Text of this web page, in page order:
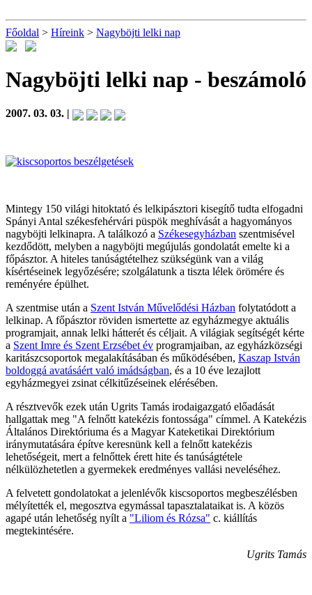
Főoldal > Híreink > Nagyböjti lelki nap
Nagyböjti lelki nap - beszámoló
2007. 03. 03. |
Mintegy 150 világi hitoktató és lelkipásztori kisegítő tudta elfogadni
Spányi Antal székesfehérvári püspök meghívását a hagyományos
nagyböjti lelkinapra. A találkozó a Székesegyházban szentmisével
kezdődött, melyben a nagyböjti megújulás gondolatát emelte ki a
főpásztor. A hiteles tanúságtételhez szükségünk van a világ
kísértéseinek legyőzésére; szolgálatunk a tiszta lélek örömére és
reményére épülhet.
A szentmise után a Szent István Művelődési Házban folytatódott a
lelkinap. A főpásztor röviden ismertette az egyházmegye aktuális
programjait, annak lelki hátterét és céljait. A világiak segítségét kérte
a Szent Imre és Szent Erzsébet év programjaiban, az egyházközségi
karitászcsoportok megalakításában és működésében, Kaszap István
boldoggá avatásáért való imádságban, és a 10 éve lezajlott
egyházmegyei zsinat célkitűzéseinek elérésében.
A résztvevők ezek után Ugrits Tamás irodaigazgató előadását
hallgattak meg "A felnőtt katekézis fontossága" címmel. A Katekézis
Általános Direktóriuma és a Magyar Kateketikai Direktórium
iránymutatására építve keresnünk kell a felnőtt katekézis
lehetőségeit, mert a felnőttek érett hite és tanúságtétele
nélkülözhetetlen a gyermekek eredményes vallási neveléséhez.
A felvetett gondolatokat a jelenlévők kiscsoportos megbeszélésben
mélyítették el, megosztva egymással tapasztalataikat is. A közös
agapé után lehetőség nyílt a "Liliom és Rózsa" c. kiállítás
megtekintésére.
Ugrits Tamás